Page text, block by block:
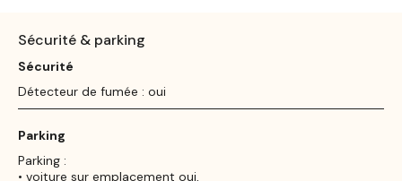
Sécurité & parking
Sécurité
Détecteur de fumée : oui
Parking
Parking :
• voiture sur emplacement oui,